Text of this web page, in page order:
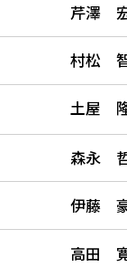
芹澤
村松
土屋
森永
伊藤
高田